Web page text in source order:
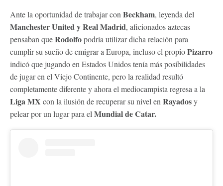
Ante la oportunidad de trabajar con Beckham, leyenda del
Manchester United y Real Madrid, aficionados aztecas
pensaban queRodolfopodría utilizar dicha relación para
cumplir su sueño de emigrar a Europa, incluso el propioPizarro
indicó que jugando en Estados Unidos tenía más posibilidades
de jugar en el Viejo Continente, pero la realidad resultó
completamente diferente y ahora el mediocampista regresa a la
Liga MX con la ilusión de recuperar su nivel en Rayadosy
pelear por un lugar para el Mundial de Catar.